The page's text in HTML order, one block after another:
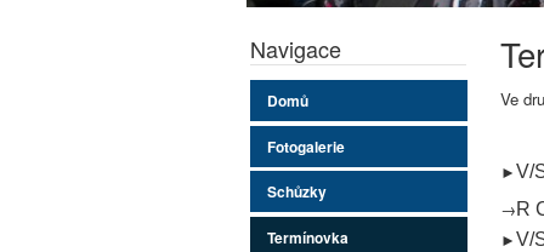
Ve
►V/
→R
►V/
Navigace
Domů
Fotogalerie
Schůzky
Termínovka